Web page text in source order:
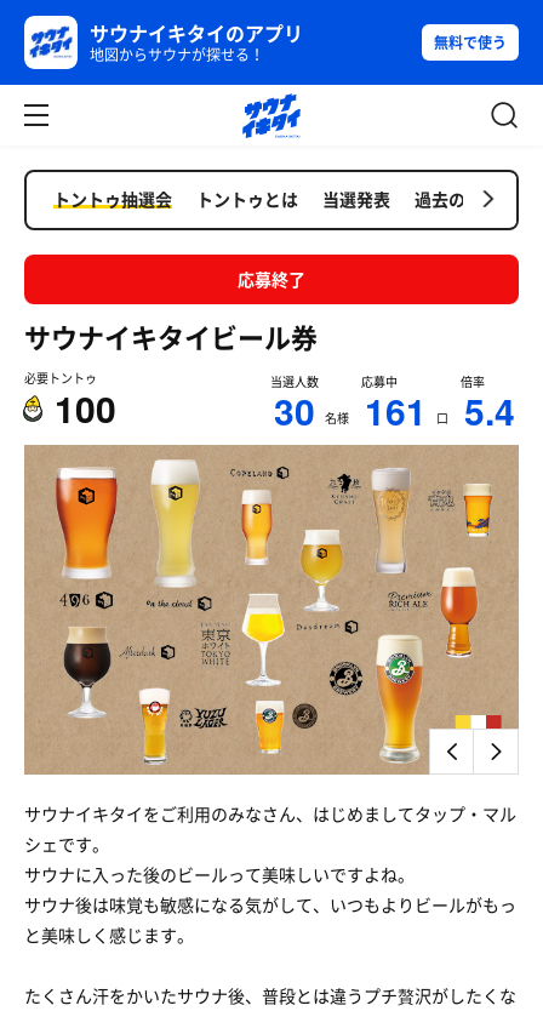
サウナイキタイのアプリ
地図からサウナが探せる！
無料で使う
トントゥ抽選会 トントゥとは 当選発表 過去の抽選会
応募終了
サウナイキタイビール券
必要トントゥ
100
当選人数
30 名様
応募中
161 口
倍率
5.4
サウナイキタイをご利用のみなさん、はじめましてタップ・マル
シェです。
サウナに入った後のビールって美味しいですよね。
サウナ後は味覚も敏感になる気がして、いつもよりビールがもっ
と美味しく感じます。
たくさん汗をかいたサウナ後、普段とは違うプチ贅沢がしたくな